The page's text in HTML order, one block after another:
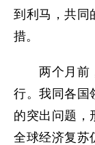
到利马，共同
措。
两个月前，
行。我同各国
的突出问题，
全球经济复苏